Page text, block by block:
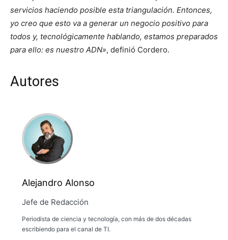
servicios haciendo posible esta triangulación. Entonces,
yo creo que esto va a generar un negocio positivo para
todos y, tecnológicamente hablando, estamos preparados
para ello: es nuestro ADN», definió Cordero.
Autores
Alejandro Alonso
Jefe de Redacción
Periodista de ciencia y tecnología, con más de dos décadas
escribiendo para el canal de TI.